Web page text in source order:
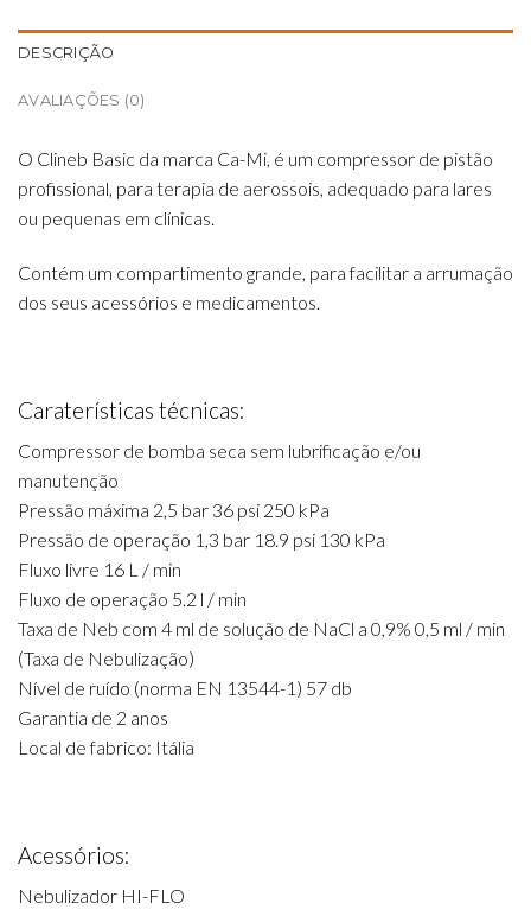
DESCRIÇÃO
AVALIAÇÕES (0)
O Clineb Basic da marca Ca-Mi, é um compressor de pistão
profissional, para terapia de aerossois, adequado para lares
ou pequenas em clínicas.
Contém um compartimento grande, para facilitar a arrumação
dos seus acessórios e medicamentos.
Caraterísticas técnicas:
Compressor de bomba seca sem lubrificação e/ou
manutenção
Pressão máxima 2,5 bar 36 psi 250 kPa
Pressão de operação 1,3 bar 18.9 psi 130 kPa
Fluxo livre 16 L / min
Fluxo de operação 5.2 l / min
Taxa de Neb com 4 ml de solução de NaCl a 0,9% 0,5 ml / min
(Taxa de Nebulização)
Nível de ruído (norma EN 13544-1) 57 db
Garantia de 2 anos
Local de fabrico: Itália
Acessórios:
Nebulizador HI-FLO